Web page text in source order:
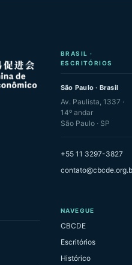
BRASIL ·
ESCRITÓRIOS
São Paulo · Brasil
Av. Paulista, 1337 ·
14º andar
São Paulo · SP
+55 11 3297-3827
NAVEGUE
CBCDE
Escritórios
Histórico